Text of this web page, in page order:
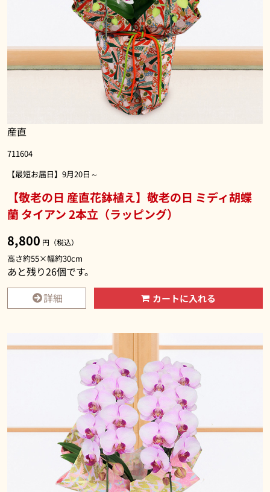
産直
711604
【最短お届日】9月20日～
【敬老の日 産直花鉢植え】敬老の日 ミディ胡蝶
蘭 タイアン 2本立（ラッピング）
8,800 円（税込）
高さ約55×幅約30cm
あと残り26個です。
詳細
カートに入れる